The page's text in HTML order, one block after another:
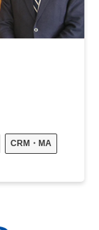
CRM・MA